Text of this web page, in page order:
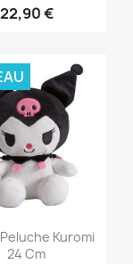
22,90 €
rapide
Kuromi
24 Cm